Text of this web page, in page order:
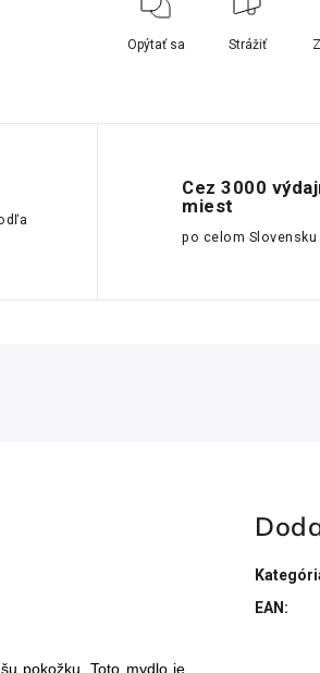
Opýtať sa Strážiť
Cez 3000
miest
po celom Slovensku
pokožku. Toto mydlo je
EAN :